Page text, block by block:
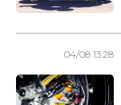
04/08 13:28